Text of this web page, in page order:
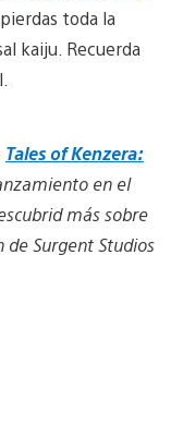
pierdas toda la
kaiju. Recuerda
Tales of Kenzera:
en el
más sobre
deSurgent Studios